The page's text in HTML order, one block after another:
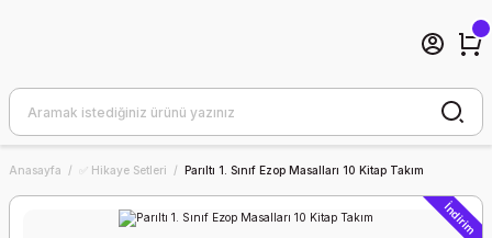
Anasayfa ✅ Hikaye Setleri Parıltı 1. Sınıf Ezop Masalları 10 Kitap Takım
İndirim